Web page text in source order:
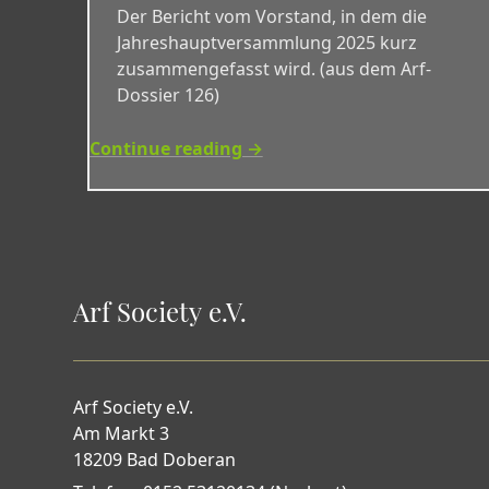
Der Bericht vom Vorstand, in dem die
Jahreshauptversammlung 2025 kurz
zusammengefasst wird. (aus dem Arf-
Dossier 126)
Continue reading →
Arf Society e.V.
Arf Society e.V.
Am Markt 3
18209 Bad Doberan